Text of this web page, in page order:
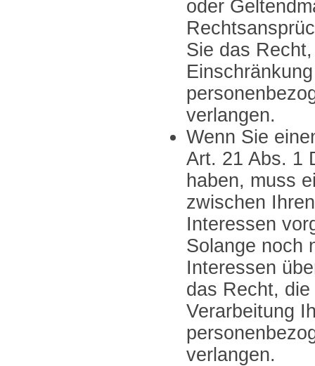
oder
Sie das
verlangen.
Wenn Sie
Art. 21 Abs. 1
haben, muss
zwischen
Interessen
Solange noch
Interessen
das Recht,
Verarbeitung
verlangen.